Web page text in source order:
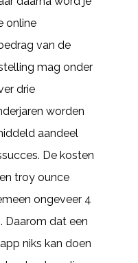
online
van de
mag onder
drie
worden
aandeel
De kosten
troy ounce
ongeveer 4
Daarom dat een
niks kan doen